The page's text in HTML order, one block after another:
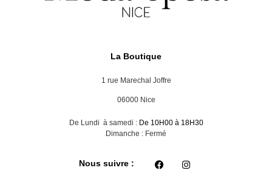
La Boutique
1 rue Marechal Joffre
06000 Nice
De Lundi à samedi : De 10H00 à 18H30
Dimanche : Fermé
Nous suivre :